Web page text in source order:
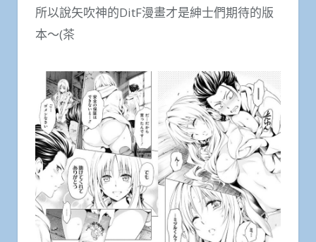
所以說矢吹神的DitF漫畫才是紳士們期待的版
本～(茶